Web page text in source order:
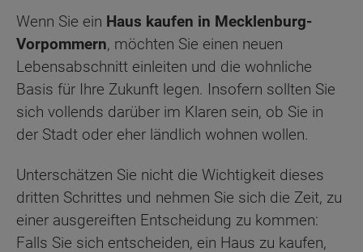
Wenn Sie ein Haus kaufen in Mecklenburg-
Vorpommern, möchten Sie einen neuen
Lebensabschnitt einleiten und die wohnliche
Basis für Ihre Zukunft legen. Insofern sollten Sie
sich vollends darüber im Klaren sein, ob Sie in
der Stadt oder eher ländlich wohnen wollen.
Unterschätzen Sie nicht die Wichtigkeit dieses
dritten Schrittes und nehmen Sie sich die Zeit, zu
einer ausgereiften Entscheidung zu kommen:
Falls Sie sich entscheiden, ein Haus zu kaufen,